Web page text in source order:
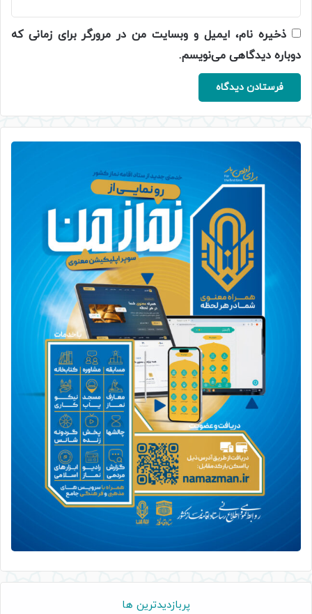
ذخیره نام، ایمیل و وبسایت من در مرورگر برای زمانی که
دوباره دیدگاهی می‌نویسم.
پربازدیدترین ها